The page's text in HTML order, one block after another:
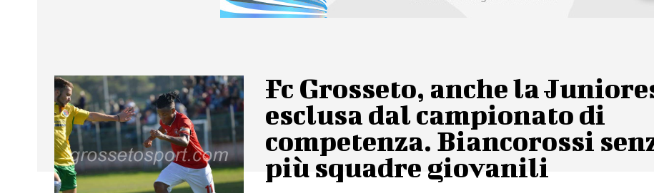
Fc Grosseto, anche la
esclusa dal campionato di
competenza. Biancorossi
più squadre giovanili